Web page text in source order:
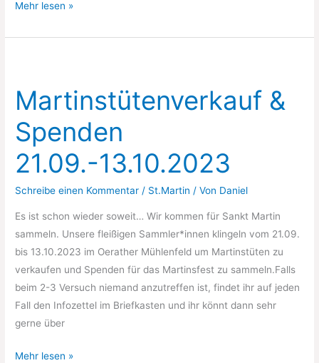
Sankt
im
Mehr lesen »
Martinstütenverkauf &
Spenden
21.09.-13.10.2023
Schreibe einen Kommentar / St.Martin / Von Daniel
Es ist schon wieder soweit… Wir kommen für Sankt Martin
sammeln. Unsere fleißigen Sammler*innen klingeln vom 21.09.
bis 13.10.2023 im Oerather Mühlenfeld um Martinstüten zu
verkaufen und Spenden für das Martinsfest zu sammeln.Falls
beim 2-3 Versuch niemand anzutreffen ist, findet ihr auf jeden
Fall den Infozettel im Briefkasten und ihr könnt dann sehr
gerne über
Martinstütenverkauf
Mehr lesen »